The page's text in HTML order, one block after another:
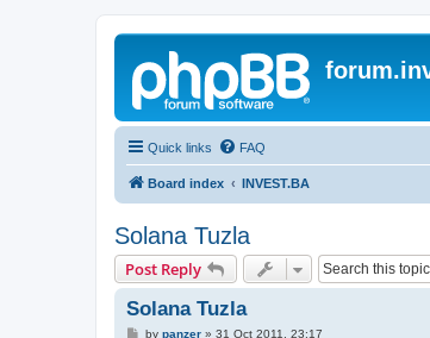
Quick links FAQ
Board index INVEST.BA
Solana Tuzla
Post Reply
Solana Tuzla
Pby panzer» 31 Oct 2011, 23:17